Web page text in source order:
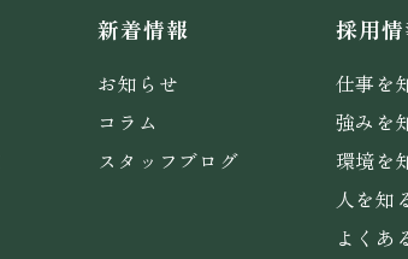
新着情報
お知らせ
コラム
スタッフブログ
採用
仕事を
強みを
環境を
人を知
よくあ